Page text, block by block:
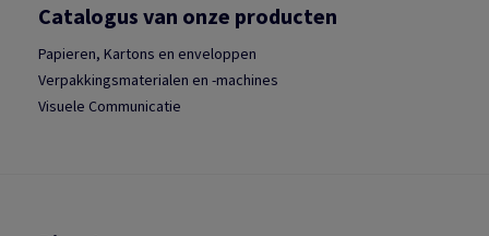
Catalogus van onze producten
Papieren, Kartons en enveloppen
Verpakkingsmaterialen en -machines
Visuele Communicatie